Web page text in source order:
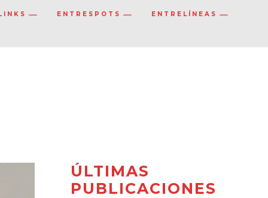
ENTRESPOTS ENTRELÍNEAS
ÚLTIMAS
PUBLICACIONES